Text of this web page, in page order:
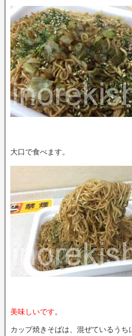
大口で食べます。
美味しいです。
カップ焼きそばは、混ぜているう